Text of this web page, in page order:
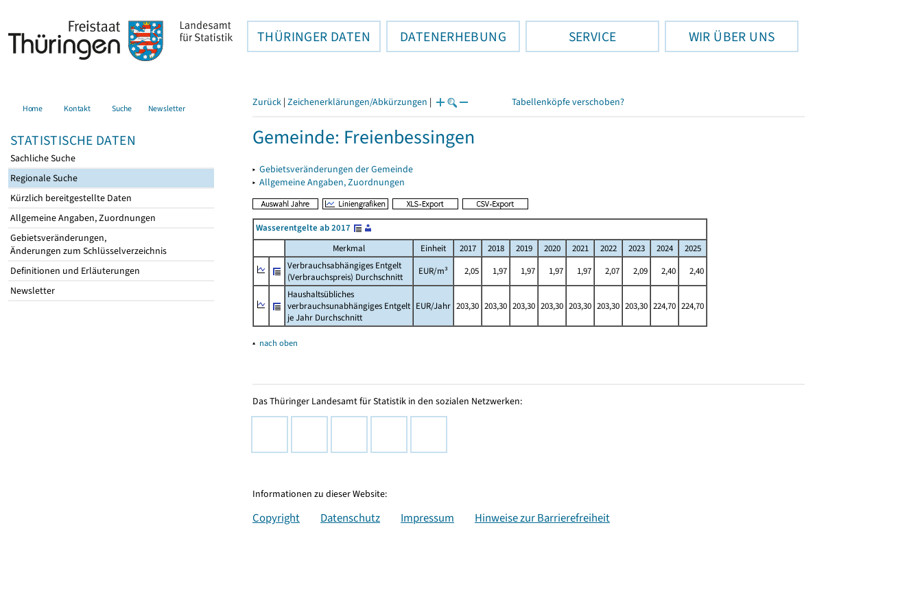
THÜRINGER DATEN DATENERHEBUNG SERVICE WIR ÜBER UNS
Home Kontakt Suche Newsletter
STATISTISCHE DATEN
Sachliche Suche
Regionale Suche
Kürzlich bereitgestellte Daten
Allgemeine Angaben, Zuordnungen
Gebietsveränderungen,
Änderungen zum Schlüsselverzeichnis
Definitionen und Erläuterungen
Newsletter
Zurück | Zeichenerklärungen/Abkürzungen | Tabellenköpfe verschoben?
Gemeinde: Freienbessingen
▸ Gebietsveränderungen der Gemeinde
▸ Allgemeine Angaben, Zuordnungen
Wasserentgelte ab 2017
Merkmal
Einheit 2017 2018 2019 2020 2021 2022 2023 2024
2025
Verbrauchsabhängiges Entgelt
(Verbrauchspreis) Durchschnitt
EUR/m³ 2,05 1,97 1,97 1,97 1,97 2,07 2,09 2,40
2,40
Haushaltsübliches
verbrauchsunabhängiges Entgelt
je Jahr Durchschnitt
EUR/Jahr 203,30 203,30 203,30 203,30 203,30 203,30 203,30 224,70 224,70
▴ nach oben
Das Thüringer Landesamt für Statistik in den sozialen Netzwerken:
Informationen zu dieser Website:
Copyright Datenschutz Impressum Hinweise zur Barrierefreiheit